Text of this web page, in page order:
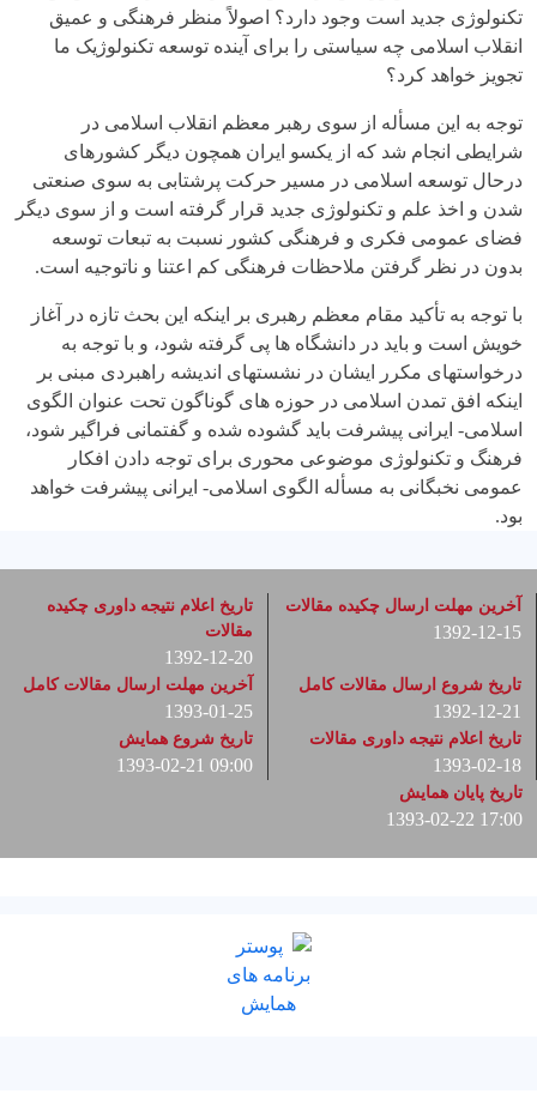
تکنولوژی جدید است وجود دارد؟ اصولاً منظر فرهنگی و عمیق
انقلاب اسلامی چه سیاستی را برای آینده توسعه تکنولوژیک ما
تجویز خواهد کرد؟
توجه به این مسأله از سوی رهبر معظم انقلاب اسلامی در
شرایطی انجام شد که از یکسو ایران همچون دیگر کشورهای
درحال توسعه اسلامی در مسیر حرکت پرشتابی به سوی صنعتی
شدن و اخذ علم و تکنولوژی جدید قرار گرفته است و از سوی دیگر
فضای عمومی فکری و فرهنگی کشور نسبت به تبعات توسعه
بدون در نظر گرفتن ملاحظات فرهنگی کم اعتنا و ناتوجیه است.
با توجه به تأکید مقام معظم رهبری بر اینکه این بحث تازه در آغاز
خویش است و باید در دانشگاه ها پی گرفته شود، و با توجه به
درخواستهای مکرر ایشان در نشستهای اندیشه راهبردی مبنی بر
اینکه افق تمدن اسلامی در حوزه های گوناگون تحت عنوان الگوی
اسلامی- ایرانی پیشرفت باید گشوده شده و گفتمانی فراگیر شود،
فرهنگ و تکنولوژی موضوعی محوری برای توجه دادن افکار
عمومی نخبگانی به مسأله الگوی اسلامی- ایرانی پیشرفت خواهد
بود.
آخرین مهلت ارسال چکیده مقالات
1392-12-15
تاریخ اعلام نتیجه داوری چکیده
مقالات
1392-12-20
تاریخ شروع ارسال مقالات کامل
1392-12-21
آخرین مهلت ارسال مقالات کامل
1393-01-25
تاریخ اعلام نتیجه داوری مقالات
1393-02-18
تاریخ شروع همایش
1393-02-21 09:00
تاریخ پایان همایش
1393-02-22 17:00